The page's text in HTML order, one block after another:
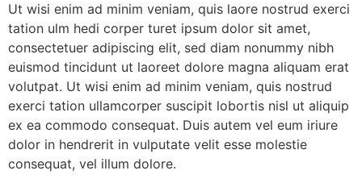
Ut wisi enim ad minim veniam, quis laore nostrud exerci
tation ulm hedi corper turet ipsum dolor sit amet,
consectetuer adipiscing elit, sed diam nonummy nibh
euismod tincidunt ut laoreet dolore magna aliquam erat
volutpat. Ut wisi enim ad minim veniam, quis nostrud
exerci tation ullamcorper suscipit lobortis nisl ut aliquip
ex ea commodo consequat. Duis autem vel eum iriure
dolor in hendrerit in vulputate velit esse molestie
consequat, vel illum dolore.